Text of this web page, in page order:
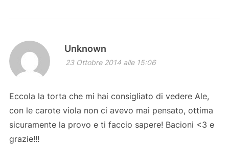
Unknown
23 Ottobre 2014 alle 15:06
Eccola la torta che mi hai consigliato di vedere Ale,
con le carote viola non ci avevo mai pensato, ottima
sicuramente la provo e ti faccio sapere! Bacioni <3 e
grazie!!!